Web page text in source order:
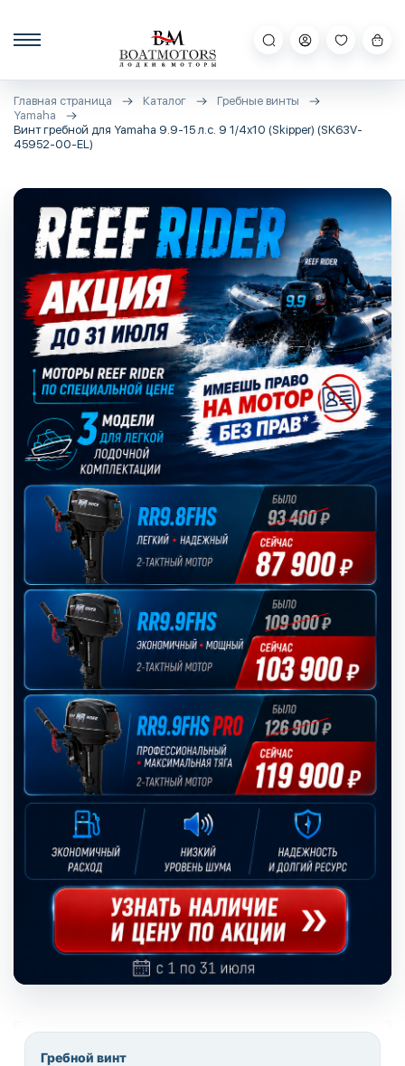
Главная страница Каталог
Гребные винты
Yamaha
Винт гребной для Yamaha 9.9-15 л.с. 9 1/4х10 (Skipper) (SK63V-
45952-00-EL)
Гребной винт